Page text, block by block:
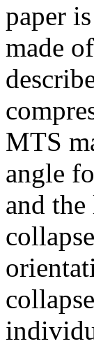
paper
made
MTS
angle
and